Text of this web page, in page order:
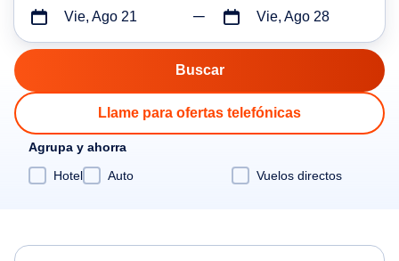
Vie, Ago 21 Vie, Ago 28
Llame para ofertas telefónicas
Agrupa y ahorra
Hotel
Auto Vuelos directos